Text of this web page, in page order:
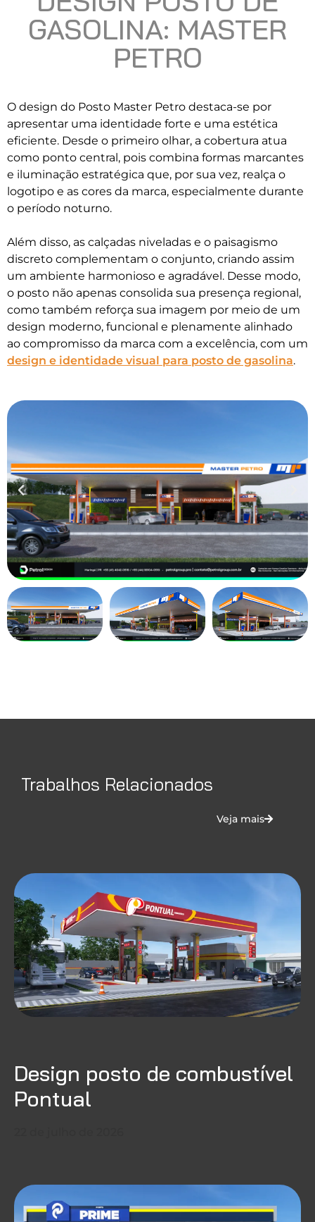
GASOLINA: MASTER
PETRO
O design do Posto Master Petro destaca-se por
apresentar uma identidade forte e uma estética
eficiente. Desde o primeiro olhar, a cobertura atua
como ponto central, pois combina formas marcantes
e iluminação estratégica que, por sua vez, realça o
logotipo e as cores da marca, especialmente durante
o período noturno.
Além disso, as calçadas niveladas e o paisagismo
discreto complementam o conjunto, criando assim
um ambiente harmonioso e agradável. Desse modo,
o posto não apenas consolida sua presença regional,
como também reforça sua imagem por meio de um
design moderno, funcional e plenamente alinhado
ao compromisso da marca com a excelência, com um
design e identidade visual para posto de gasolina.
Trabalhos Relacionados
Veja mais
Design posto de combustível
Pontual